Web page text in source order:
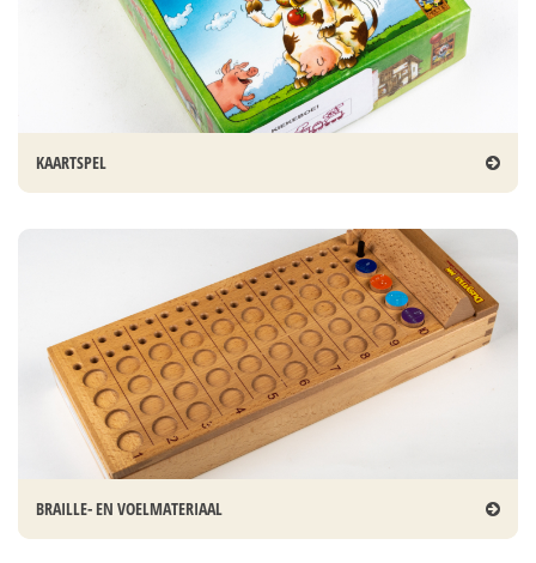
KAARTSPEL
BRAILLE- EN VOELMATERIAAL